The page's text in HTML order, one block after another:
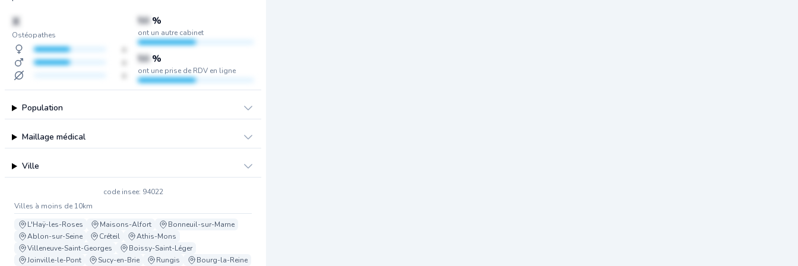
X
Ostéopathes
50 %
ont un autre cabinet
50 %
ont une prise de RDV en ligne
Population
Maillage médical
Ville
code insee: 94022
Villes à moins de 10km
L'Haÿ-les-Roses
Maisons-Alfort
Bonneuil-sur-Marne
Ablon-sur-Seine
Créteil
Athis-Mons
Villeneuve-Saint-Georges
Boissy-Saint-Léger
Joinville-le-Pont
Sucy-en-Brie Rungis Bourg-la-Reine